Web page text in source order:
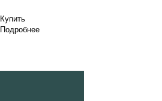
Купить
Подробнее